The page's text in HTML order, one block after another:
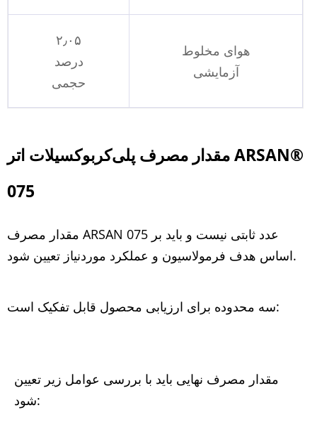
۲٫۰۵
درصد
حجمی
هوای مخلوط
آزمایشی
مقدار مصرف پلی‌کربوکسیلات اتر ARSAN®
075
مقدار مصرف ARSAN 075 عدد ثابتی نیست و باید بر
اساس هدف فرمولاسیون و عملکرد موردنیاز تعیین شود.
سه محدوده برای ارزیابی محصول قابل تفکیک است:
مقدار مصرف نهایی باید با بررسی عوامل زیر تعیین
شود: